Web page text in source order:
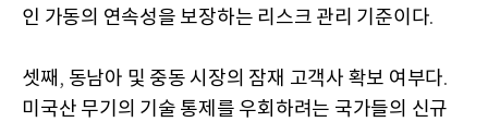
인 가동의 연속성을 보장하는 리스크 관리 기준이다.
셋째 , 동남아 및 중동 시장의 잠재 고객사 확보 여부다.
미국산 무기의 기술 통제를 우회하려는 국가들의 신규